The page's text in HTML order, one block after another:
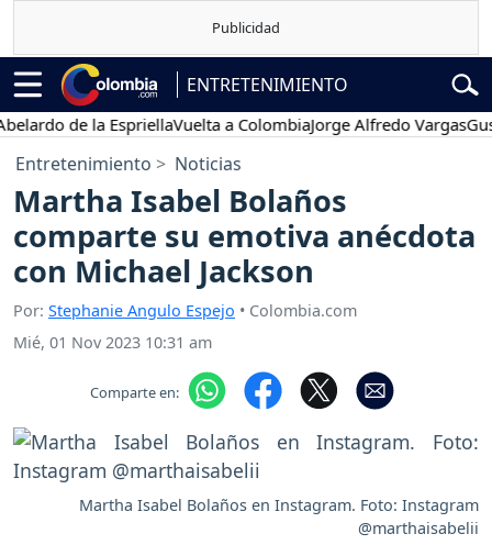
ENTRETENIMIENTO
de la EspriellaVuelta a ColombiaJorge Alfredo Vargas
Entretenimiento Noticias
Martha Isabel Bolaños
comparte su emotiva anécdota
con Michael Jackson
Por: Stephanie Angulo Espejo • Colombia.com
Mié, 01 Nov 2023 10:31 am
Comparte en:
Martha Isabel Bolaños en Instagram. Foto: Instagram
@marthaisabelii